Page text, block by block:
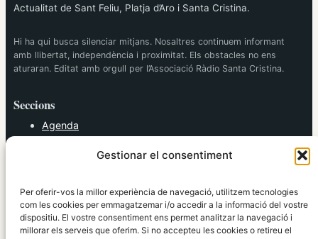
Gestionar el consentiment
Per oferir-vos la millor experiència de navegació, utilitzem tecnologies
com les cookies per emmagatzemar i/o accedir a la informació del vostre
dispositiu. El vostre consentiment ens permet analitzar la navegació i
millorar els serveis que oferim. Si no accepteu les cookies o retireu el
Actualitat de Sant Feliu, Platja d’Aro i Santa Cristina.
Hi ha qui busca silenciar mitjans. Nosaltres continuem informant
amb llibertat, independència i proximitat. Els obstacles no ens
aturaran. Editat amb orgull per l’Associació Ràdio Santa Cristina.
Seccions
Agenda
Política
Societat
Tendències